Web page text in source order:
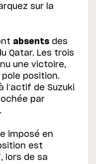
sur la
absents des
Qatar. Les trois
une victoire,
pole position.
l’actif de Suzuki
par
imposé en
est
lors de sa